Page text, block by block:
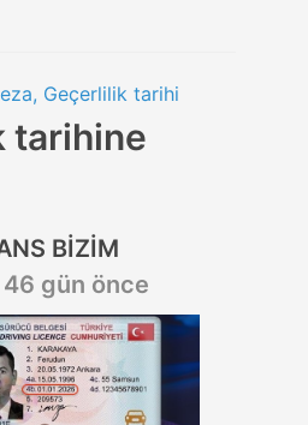
Geçerlilik tarihi
tarihine
BİZİM
gün önce